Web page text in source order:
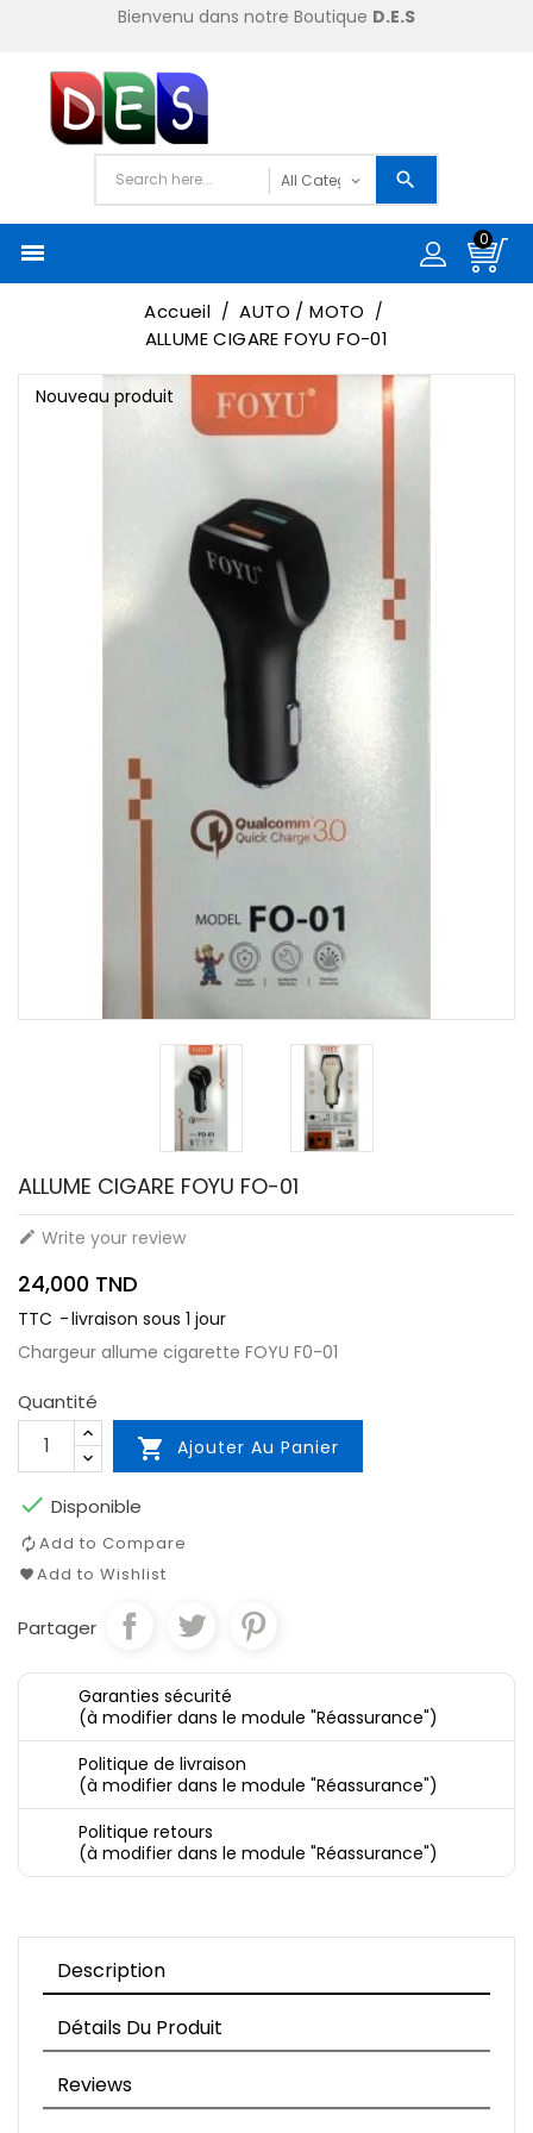
Bienvenu dans notre Boutique D.E.S

0
Accueil
AUTO / MOTO
ALLUME CIGARE FOYU FO-01
Nouveau produit
ALLUME CIGARE FOYU FO-01
 Write your review
24,000 TND
TTC
livraison sous 1 jour
Chargeur allume cigarette FOYU F0-01
Quantité
 Ajouter Au Panier
 Disponible
Add to Compare
Add to Wishlist
Partager
Garanties sécurité
(à modifier dans le module "Réassurance")
Politique de livraison
(à modifier dans le module "Réassurance")
Politique retours
(à modifier dans le module "Réassurance")
Description
Détails Du Produit
Reviews